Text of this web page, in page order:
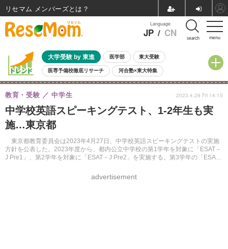
menu
Language
JP / CN search
大学受験 by 東進 医学部 東大受験
医専予備校徹底リサーチ 河合塾×東大特集
親子で考える大学選び 高校受験 中学受験 小学校受験
共通テスト 夏休み
8月開催イベント・WS 全国公立高校 過去問 人気記事
自由研究教材（小学生向け）
中学校英語スピーキングテスト、1-2年生も実
施…東京都
東京都教育委員会は2023年4月27日、中学校英語スピーキングテストの実施
方針を公表した。2023年度から、都内公立中学校の第1学年を対象に「ESAT－
J Pre1」、第2学年を対象に「ESAT－J Pre2」を実施する。第3学年の「ESAT
教育・受験 中学生
advertisement
2023.4.28 Fri 14:15
リセマム メンバーズ